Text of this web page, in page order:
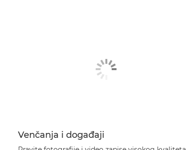
Venčanja i događaji